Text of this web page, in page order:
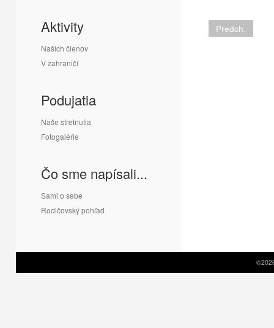
Aktivity
Našich členov
V zahraničí
Podujatia
Naše stretnutia
Fotogalérie
Čo sme napísali...
Sami o sebe
Rodičovský pohľad
Predch.